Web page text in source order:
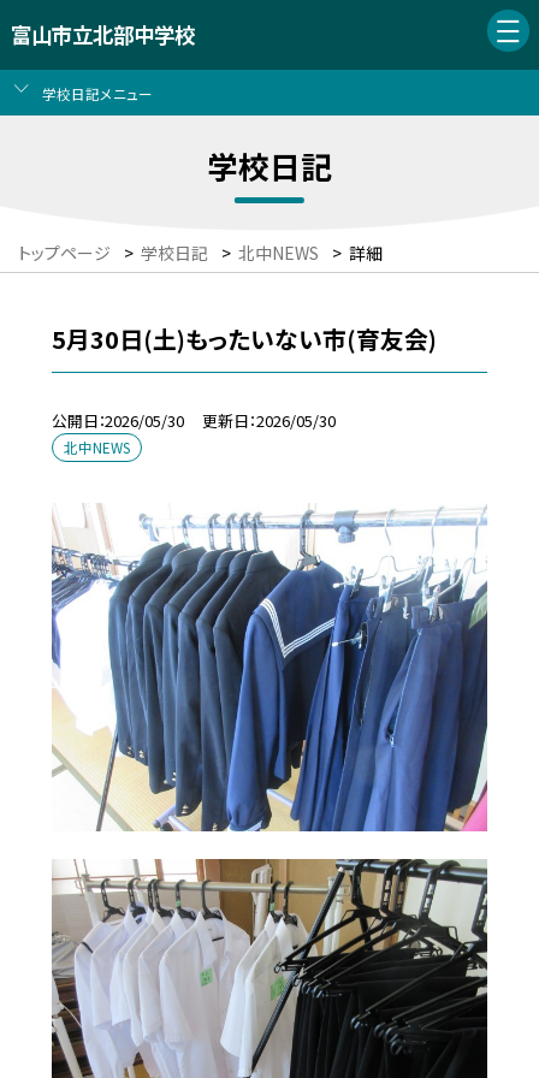
富山市立北部中学校
学校日記メニュー
学校日記
トップページ > 学校日記 > 北中NEWS > 詳細
5月30日(土)もったいない市(育友会)
公開日 2026/05/30 更新日 2026/05/30
北中NEWS